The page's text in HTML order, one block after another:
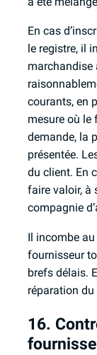
En cas
le registre, il
marchandise
courants, en
mesure où le
demande, la
présentée.
du client. En
faire valoir, à
compagnie
Il incombe
fournisseur
brefs délais.
réparation
16.